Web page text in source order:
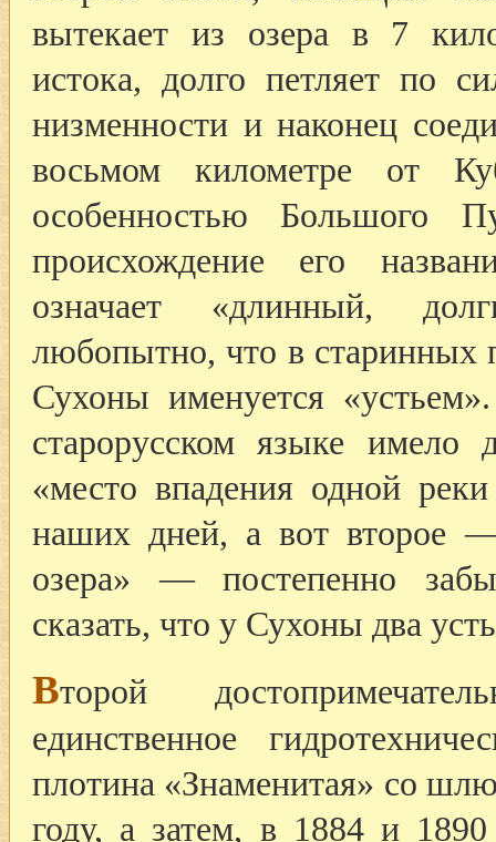
вытекает из озера в 7
истока, долго петляет по
низменности и наконец
восьмом километре от
особенностью Большого
происхождение его
означает «длинный,
любопытно, что в старинных
Сухоны именуется
старорусском языке
«место впадения одной
наших дней, а вот второе
озера» — постепенно
сказать, что у Сухоны два
Второй
единственное
плотина «Знаменитая» со
году, а затем, в 1884 и